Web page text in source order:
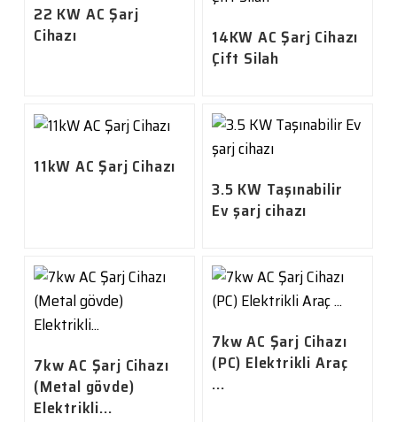
22 KW AC Şarj
Cihazı
14KW AC Şarj Cihazı
Çift Silah
11kW AC Şarj Cihazı
3.5 KW Taşınabilir
Ev şarj cihazı
7kw AC Şarj Cihazı
(Metal gövde)
Elektrikli...
7kw AC Şarj Cihazı
(PC) Elektrikli Araç
...